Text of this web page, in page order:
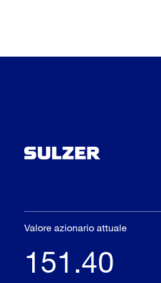
Valore azionario attuale
151.40